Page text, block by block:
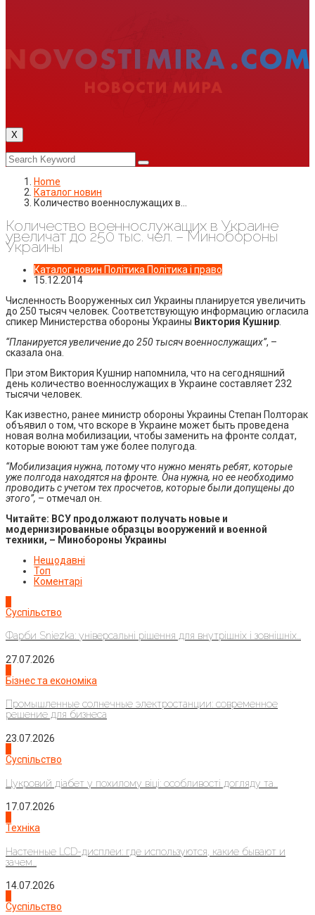
X
Home
Каталог новин
Количество военнослужащих в…
Количество военнослужащих в Украине
увеличат до 250 тыс. чел. – Минобороны
Украины
Каталог новин Політика Політика і право
15.12.2014
Численность Вооруженных сил Украины планируется увеличить
до 250 тысяч человек. Соответствующую информацию огласила
спикер Министерства обороны Украины Виктория Кушнир
“Планируется увеличение до 250 тысяч военнослужащих”, –
сказала она.
При этом Виктория Кушнир напомнила, что на сегодняшний
день количество военнослужащих в Украине составляет 232
тысячи человек.
Как известно, ранее министр обороны Украины Степан Полторак
объявил о том, что вскоре в Украине может быть проведена
новая волна мобилизации, чтобы заменить на фронте солдат,
которые воюют там уже более полугода.
“Мобилизация нужна, потому что нужно менять ребят, которые
уже полгода находятся на фронте. Она нужна, но ее необходимо
проводить с учетом тех просчетов, которые были допущены до
этого”, – отмечал он.
Читайте: ВСУ продолжают получать новые и
модернизированные образцы вооружений и военной
техники, – Минобороны Украины
Нещодавні
Топ
Коментарі
Суспільство
Фарби Sniezka: універсальні рішення для внутрішніх і зовнішніх...
27.07.2026
Бізнес та економіка
Промышленные солнечные электростанции: современное
решение для бизнеса
23.07.2026
Суспільство
Цукровий діабет у похилому віці: особливості догляду та...
17.07.2026
Техніка
Настенные LCD-дисплеи: где используются, какие бывают и
зачем...
14.07.2026
Суспільство